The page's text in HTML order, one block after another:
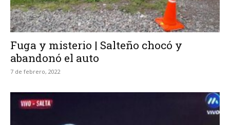
Fuga y misterio | Salteño chocó y
abandonó el auto
7 de febrero, 2022